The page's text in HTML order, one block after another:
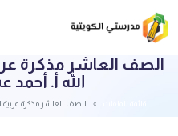
الصف العاشر مذكرة
الله أ. أحمد
الصف العاشر مذكرة عربية